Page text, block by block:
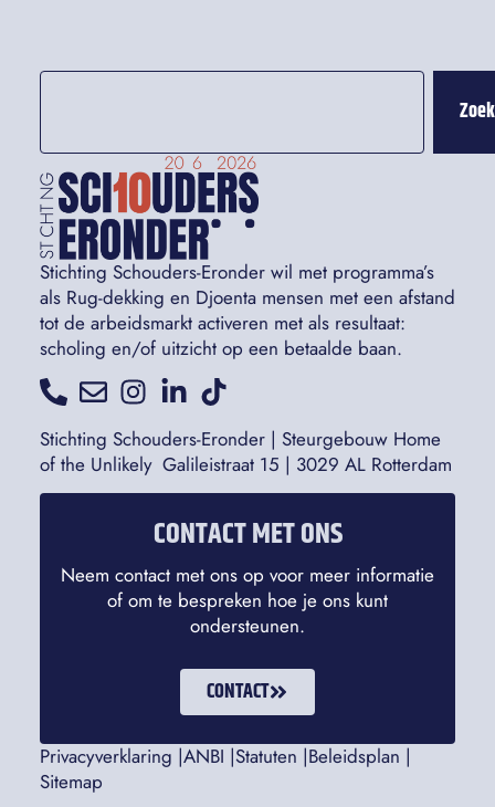
Stichting Schouders-Eronder wil met programma’s
als Rug-dekking en Djoenta mensen met een afstand
tot de arbeidsmarkt activeren met als resultaat:
scholing en/of uitzicht op een betaalde baan.
Stichting Schouders-Eronder | Steurgebouw Home
of the Unlikely Galileistraat 15 | 3029 AL Rotterdam
CONTACT MET ONS
Neem contact met ons op voor meer informatie
of om te bespreken hoe je ons kunt
ondersteunen.
CONTACT
Privacyverklaring |ANBI |Statuten |Beleidsplan |
Sitemap